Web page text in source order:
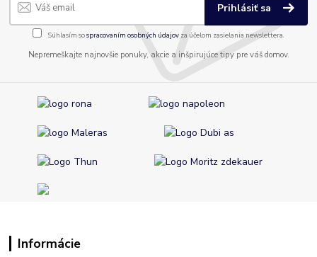
Prihlásiť sa
Súhlasím sospracovaním osobných údajov za účelom zasielania newslettera.
Nepremeškajte najnovšie ponuky, akcie a inšpirujúce tipy pre váš domov.
Informácie